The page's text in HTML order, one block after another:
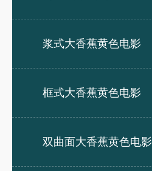
浆式大香蕉黄色电影
框式大香蕉黄色电影
双曲面大香蕉黄色电影